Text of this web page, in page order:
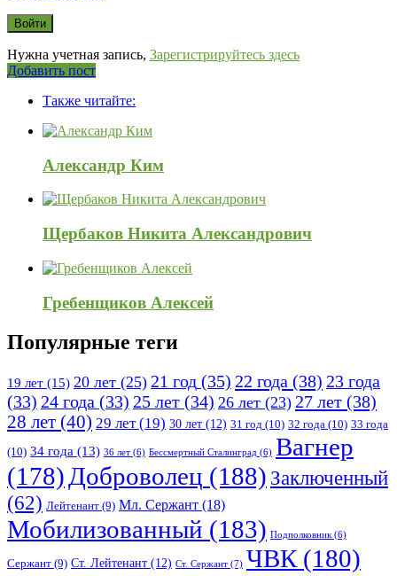
Нужна учетная запись, Зарегистрируйтесь здесь
Боковая
Добавить пост
120x600Также читайте:
Александр Ким
Щербаков Никита Александрович
Гребенщиков Алексей
Популярные теги
19 лет (15) 20 лет (25) 21 год (35) 22 года (38) 23 года
(33) 24 года (33) 25 лет (34) 26 лет (23) 27 лет (38)
28 лет (40) 29 лет(19) 30 лет (12) 31 год (10) 32 года (10) 33 года
(10) 34 года (13) 36 лет (6) Бессмертный Сталинград (6) Вагнер
(178)Доброволец (188) Заключенный
(62) Лейтенант (9) Мл. Сержант (18)
Мобилизованный (183) Подполковник(6)
Сержант (9) Ст. Лейтенант (12) Ст. Сержант (7) ЧВК(180)